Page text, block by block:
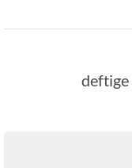
deftige